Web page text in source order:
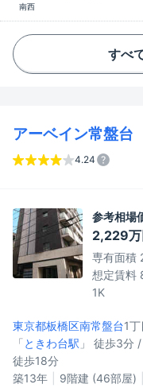
南西
すべ
アーベイン常盤台
4.24
参考相場
2,229
専有面積
想定賃料
1K
東京都板橋区南常盤台1
「ときわ台駅 」 徒歩3分
徒歩18分
築13年
9階建 (46部屋)